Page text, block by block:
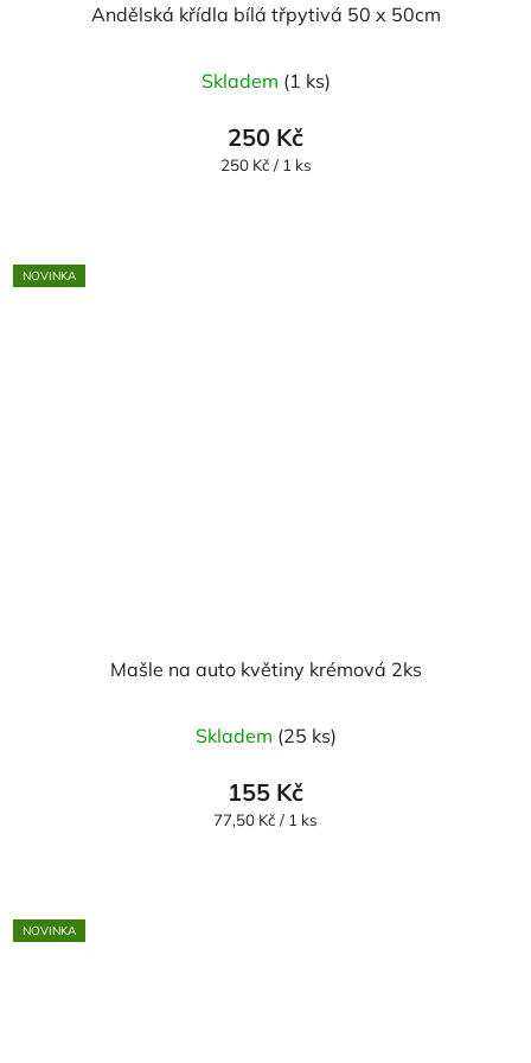
Andělská křídla bílá třpytivá 50 x 50cm
Skladem (1 ks)
250 Kč
Měrná
250 Kč / 1 ks
NOVINKA
Mašle na auto květiny krémová 2ks
Skladem (25 ks)
155 Kč
Měrná
77,50 Kč / 1 ks
NOVINKA